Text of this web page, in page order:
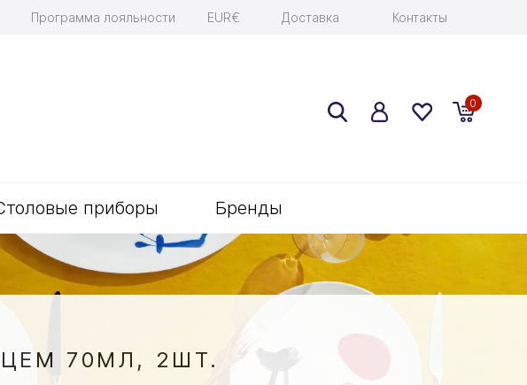
Программа лояльности EUR€ Доставка Контакты
0
приборы Бренды
70МЛ, 2ШТ.